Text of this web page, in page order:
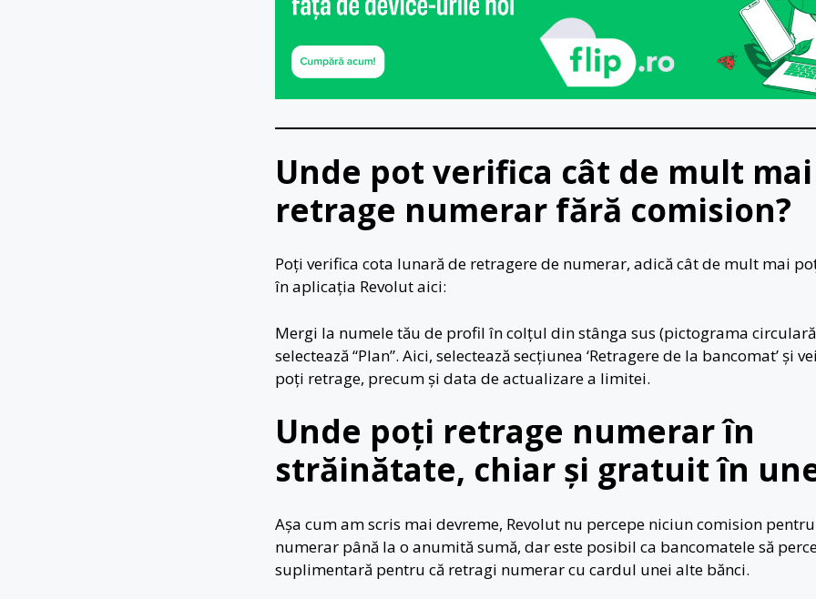
Unde pot verifica cât de mult
retrage numerar fără comision?
Poți verifica cota lunară de retragere de numerar, adică cât de mult mai
în aplicația Revolut aici:
Mergi la numele tău de profil în colțul din stânga sus (pictograma
selectează “Plan”. Aici, selectează secțiunea ‘Retragere de la bancomat’ și
poți retrage, precum și data de actualizare a limitei.
Unde poți retrage numerar în
străinătate, chiar și gratuit în
Așa cum am scris mai devreme, Revolut nu percepe niciun comision
numerar până la o anumită sumă, dar este posibil ca bancomatele să
suplimentară pentru că retragi numerar cu cardul unei alte bănci.